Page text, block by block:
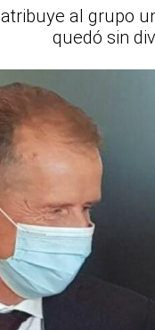
al grupo
quedó sin